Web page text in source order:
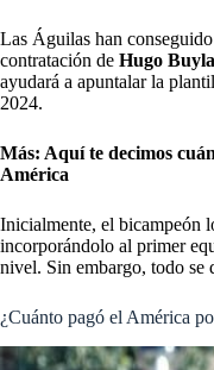
Las Águilas han
contratación de Hugo Buyla
ayudará a apuntalar la
2024.
Más: Aquí te decimos
América
Inicialmente, el bicampeón
incorporándolo al primer
nivel. Sin embargo, todo se
¿Cuánto pagó el América